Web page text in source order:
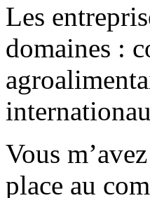
Les
domaines :
Vous
place au